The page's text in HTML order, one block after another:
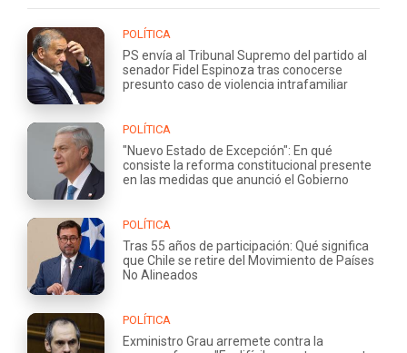
POLÍTICA
PS envía al Tribunal Supremo del partido al
senador Fidel Espinoza tras conocerse
presunto caso de violencia intrafamiliar
POLÍTICA
"Nuevo Estado de Excepción": En qué
consiste la reforma constitucional presente
en las medidas que anunció el Gobierno
POLÍTICA
Tras 55 años de participación: Qué significa
que Chile se retire del Movimiento de Países
No Alineados
POLÍTICA
Exministro Grau arremete contra la